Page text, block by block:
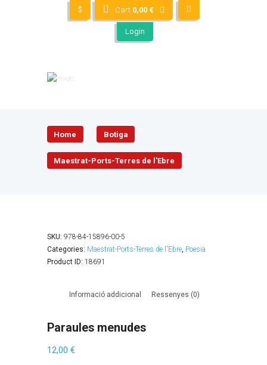
$ Cart 0,00 €
Login
Home Botiga
Maestrat-Ports-Terres de l'Ebre
SKU: 978-84-15896-00-5
Categories: Maestrat-Ports-Terres de l'Ebre, Poesia
Product ID: 18691
Informació addicional Ressenyes (0)
Paraules menudes
12,00 €